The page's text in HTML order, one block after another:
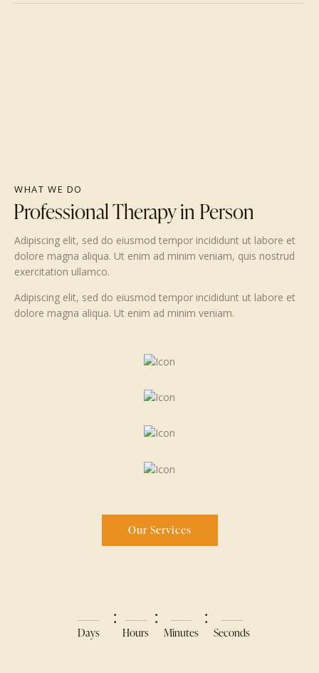
WHAT WE DO
Professional Therapy in Person
Adipiscing elit, sed do eiusmod tempor incididunt ut labore et
dolore magna aliqua. Ut enim ad minim veniam, quis nostrud
exercitation ullamco.
Adipiscing elit, sed do eiusmod tempor incididunt ut labore et
dolore magna aliqua. Ut enim ad minim veniam.
Our Services
Days
:
Hours
:
Minutes
:
Seconds